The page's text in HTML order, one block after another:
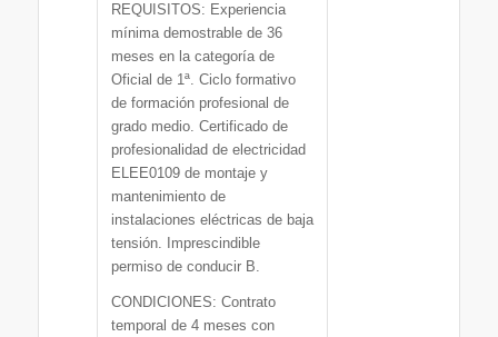
REQUISITOS: Experiencia
mínima demostrable de 36
meses en la categoría de
Oficial de 1ª. Ciclo formativo
de formación profesional de
grado medio. Certificado de
profesionalidad de electricidad
ELEE0109 de montaje y
mantenimiento de
instalaciones eléctricas de baja
tensión. Imprescindible
permiso de conducir B.
CONDICIONES: Contrato
temporal de 4 meses con